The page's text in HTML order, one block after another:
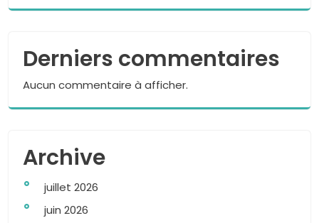
Derniers commentaires
Aucun commentaire à afficher.
Archive
juillet 2026
juin 2026